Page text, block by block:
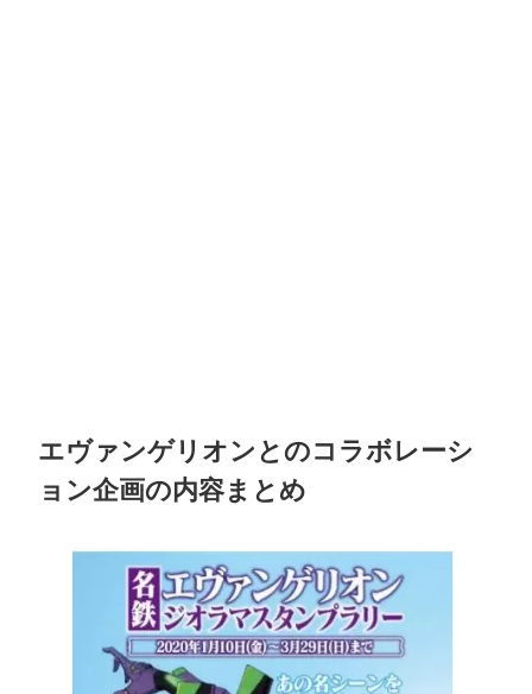
エヴァンゲリオンとのコラボレーシ
ョン企画の内容まとめ